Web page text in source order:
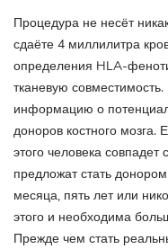
Процедура не несёт
сдаёте 4 миллилитра
определения HLA-
тканевую
информацию о
доноров костного мозга.
этого человека
предложат стать
месяца, пять лет или
этого и необходима
Прежде чем стать